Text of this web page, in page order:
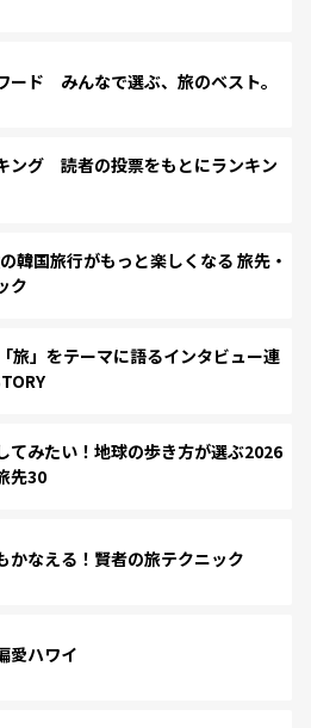
ード みんなで選ぶ、旅のベスト。
ング 読者の投票をもとにランキン
国旅行がもっと楽しくなる 旅先・
ク
旅」をテーマに語るインタビュー連
てみたい！地球の歩き方が選ぶ2026
先30
かなえる！賢者の旅テクニック
愛ハワイ